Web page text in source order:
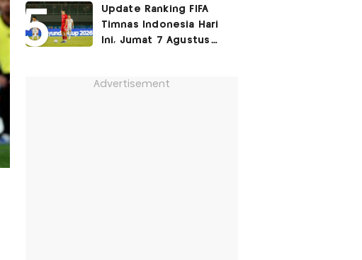
2026: Tenang tapi
Berapi-api
Update Ranking FIFA
Timnas Indonesia Hari
Ini, Jumat 7 Agustus
Advertisement